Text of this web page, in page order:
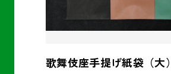
歌舞伎座手提げ紙袋（大）